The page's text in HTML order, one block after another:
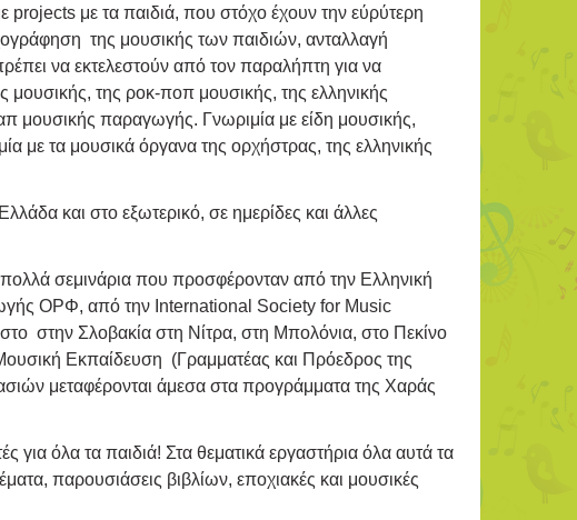
με τα παιδιά, που στόχο έχουν την εύρύτερη
της μουσικής των παιδιών, ανταλλαγή
να εκτελεστούν από τον παραλήπτη για να
μουσικής, της ροκ-ποπ μουσικής, της ελληνικής
μουσικής παραγωγής. Γνωριμία με είδη μουσικής,
με τα μουσικά όργανα της ορχήστρας, της ελληνικής
και στο εξωτερικό, σε ημερίδες και άλλες
σεμινάρια που προσφέρονταν από την Ελληνική
ΟΡΦ, από την International Society for Music
στην Σλοβακία στη Νίτρα, στη Μπολόνια, στο Πεκίνο
Εκπαίδευση (Γραμματέας και Πρόεδρος της
μεταφέρονται άμεσα στα προγράμματα της Χαράς
για όλα τα παιδιά! Στα θεματικά εργαστήρια όλα αυτά τα
παρουσιάσεις βιβλίων, εποχιακές και μουσικές